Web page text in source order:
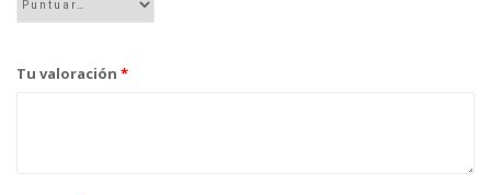
Tu valoración *